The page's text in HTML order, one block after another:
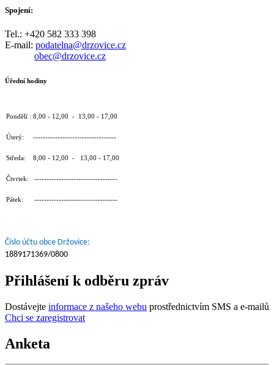
Spojení:
Tel.: +420 582 333 398
E-mail: podatelna@drzovice.cz
obec@drzovice.cz
Úřední hodiny
Pondělí : 8,00 - 12,00 - 13,00 - 17,00
Úterý: ----------------------------------
Středa: 8,00 - 12,00 - 13,00 - 17,00
Čtvrtek: ----------------------------------
Pátek: ----------------------------------
Číslo účtu obce Držovice:
1889171369/0800
Přihlášení k odběru zpráv
Dostávejte informace z našeho webu prostřednictvím SMS a e-mailů
Chci se zaregistrovat
Anketa